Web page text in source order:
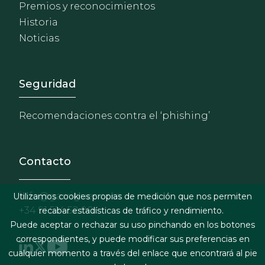
Premios y reconocimientos
Historia
Noticias
Footer - Extranet y
Seguridad
Recomendaciones contra el ‘phishing’
Contacto
info@garrigues.com
+34 91 514 52 00
Utilizamos cookies propias de medición que nos permiten
recabar estadísticas de tráfico y rendimiento.
Puede aceptar o rechazar su uso pinchando en los botones
correspondientes, y puede modificar sus preferencias en
cualquier momento a través del enlace que encontrará al pie